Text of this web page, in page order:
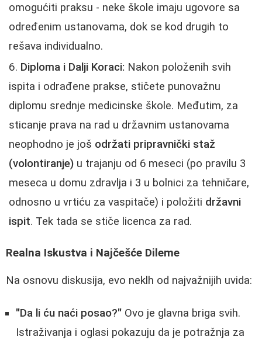
omogućiti praksu - neke škole imaju ugovore sa
određenim ustanovama, dok se kod drugih to
rešava individualno.
Diploma i Dalji Koraci: Nakon položenih svih
ispita i odrađene prakse, stičete punovažnu
diplomu srednje medicinske škole. Međutim, za
sticanje prava na rad u državnim ustanovama
neophodno je još održati pripravnički staž
(volontiranje) u trajanju od 6 meseci (po pravilu 3
meseca u domu zdravlja i 3 u bolnici za tehničare,
odnosno u vrtiću za vaspitače) i položiti državni
ispit. Tek tada se stiče licenca za rad.
Realna Iskustva i Najčešće Dileme
Na osnovu diskusija, evo neklh od najvažnijih uvida:
"Da li ću naći posao?" Ovo je glavna briga svih.
Istraživanja i oglasi pokazuju da je potražnja za